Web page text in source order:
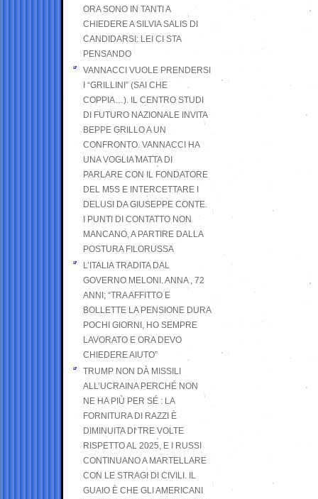
ORA SONO IN TANTI A
CHIEDERE A SILVIA SALIS DI
CANDIDARSI: LEI CI STA
PENSANDO
VANNACCI VUOLE PRENDERSI
I “GRILLINI” (SAI CHE
COPPIA…). IL CENTRO STUDI
DI FUTURO NAZIONALE INVITA
BEPPE GRILLO A UN
CONFRONTO. VANNACCI HA
UNA VOGLIA MATTA DI
PARLARE CON IL FONDATORE
DEL M5S E INTERCETTARE I
DELUSI DA GIUSEPPE CONTE.
I PUNTI DI CONTATTO NON
MANCANO, A PARTIRE DALLA
POSTURA FILORUSSA
L’ITALIA TRADITA DAL
GOVERNO MELONI. ANNA , 72
ANNI; “TRA AFFITTO E
BOLLETTE LA PENSIONE DURA
POCHI GIORNI, HO SEMPRE
LAVORATO E ORA DEVO
CHIEDERE AIUTO”
TRUMP NON DÀ MISSILI
ALL’UCRAINA PERCHÉ NON
NE HA PIÙ PER SÉ : LA
FORNITURA DI RAZZI È
DIMINUITA DI TRE VOLTE
RISPETTO AL 2025, E I RUSSI
CONTINUANO A MARTELLARE
CON LE STRAGI DI CIVILI. IL
GUAIO È CHE GLI AMERICANI